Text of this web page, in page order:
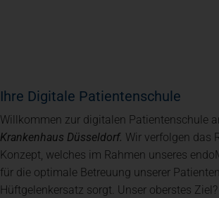
Ihre Digitale Patientenschule
Willkommen zur digitalen Patientenschule
Krankenhaus Düsseldorf. Wir verfolgen das
Konzept, welches im Rahmen unseres
für die optimale Betreuung unserer
Hüftgelenkersatz sorgt. Unser oberstes